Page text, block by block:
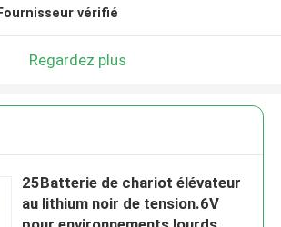
Fournisseur vérifié
Regardez plus
25Batterie de chariot élévateur
au lithium noir de tension.6V